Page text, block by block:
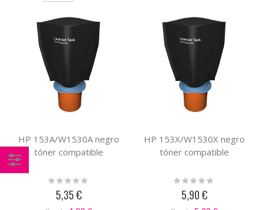
HP 153A/W1530A negro
tóner compatible
Rating:
5,35 €
HP 153X/W1530X negro
tóner compatible
Rating:
5,90 €
Comprar